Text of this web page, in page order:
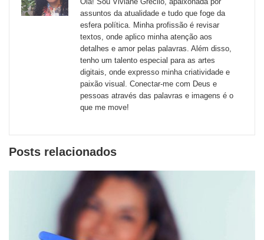
externos
assuntos da atualidade e tudo que foge da
esfera política. Minha profissão é revisar
textos, onde aplico minha atenção aos
detalhes e amor pelas palavras. Além disso,
tenho um talento especial para as artes
digitais, onde expresso minha criatividade e
paixão visual. Conectar-me com Deus e
pessoas através das palavras e imagens é o
que me move!
Posts relacionados